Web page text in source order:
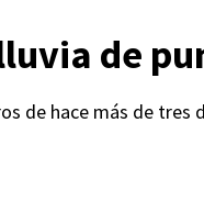
de
de hace más de tres